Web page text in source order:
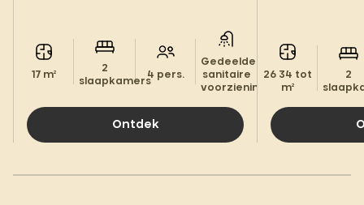
17 m²
2
slaapkamers
4 pers.
Gedeelde
sanitaire
voorzieningen
Ontdek
26 34 tot
m²
2